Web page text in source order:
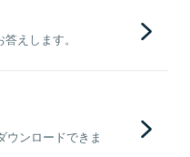
えします。
ウンロードできま